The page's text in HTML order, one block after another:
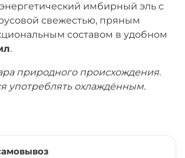
имбирный эль с
свежестью, пряным
составом в удобном
.
природного происхождения.
употреблять охлаждённым.